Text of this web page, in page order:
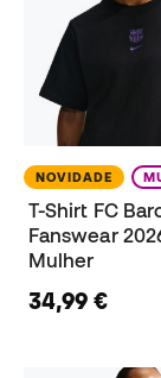
NOVIDADE
T-Shirt FC
Fanswear
Mulher
34,99 €